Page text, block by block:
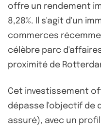
offre un rendement
8,28%. Il s'agit d'un
commerces
célèbre parc
proximité de
Cet investissement
dépasse l'objectif de
assuré), avec un